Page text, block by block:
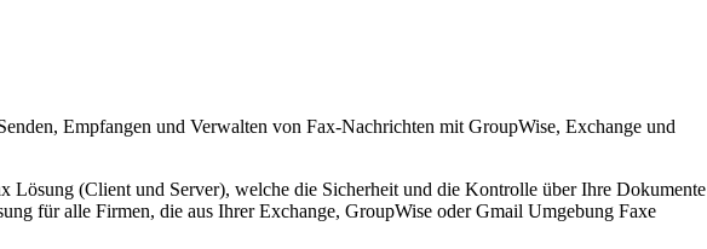
Empfangen und Verwalten von Fax-Nachrichten mit GroupWise, Exchange und
Lösung (Client und Server), welche die Sicherheit und die Kontrolle über Ihre Dokumente
für alle Firmen, die aus Ihrer Exchange, GroupWise oder Gmail Umgebung Faxe